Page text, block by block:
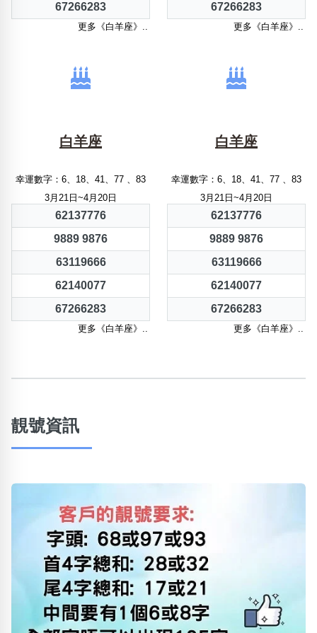
67266283
更多《白羊座》..
67266283
更多《白羊座》..
白羊座
幸運數字：6、18、41、77 、83
3月21日~4月20日
62137776
9889 9876
63119666
62140077
67266283
更多《白羊座》..
白羊座
幸運數字：6、18、41、77 、83
3月21日~4月20日
62137776
9889 9876
63119666
62140077
67266283
更多《白羊座》..
靚號資訊